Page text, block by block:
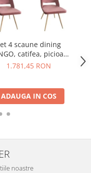
4 scaune dining
catifea, picioare
metalice, carmin
1.781,45 RON
ADAUGA IN COS
noastre